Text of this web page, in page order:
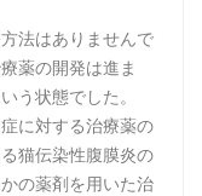
法はありませんで
薬の開発は進ま
う状態でした。
に対する治療薬の
猫伝染性腹膜炎の
の薬剤を用いた治